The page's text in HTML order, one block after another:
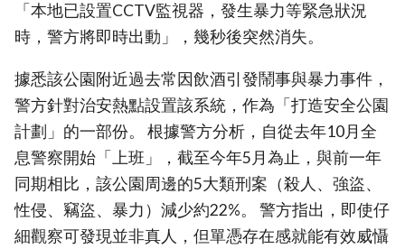
「本地已設置CCTV監視器，發生暴力等緊急狀況
時，警方將即時出動」，幾秒後突然消失。
據悉該公園附近過去常因飲酒引發鬧事與暴力事件，
警方針對治安熱點設置該系統，作為「打造安全公園
計劃」的一部份。 根據警方分析，自從去年10月全
息警察開始「上班」，截至今年5月為止，與前一年
同期相比，該公園周邊的5大類刑案（殺人、強盜、
性侵、竊盜、暴力）減少約22%。 警方指出，即使仔
細觀察可發現並非真人，但單憑存在感就能有效威懾